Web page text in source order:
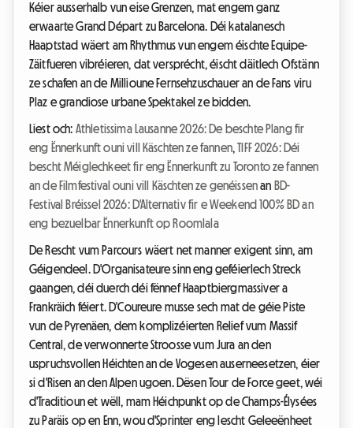
Kéier ausserhalb vun eise Grenzen, mat engem ganz
erwaarte Grand Départ zu Barcelona. Déi katalanesch
Haaptstad wäert am Rhythmus vun engem éischte Equipe-
Zäitfueren vibréieren, dat versprécht, éischt däitlech Ofstänn
ze schafen an de Millioune Fernsehzuschauer an de Fans viru
Plaz e grandiose urbane Spektakel ze bidden.
Liest och: Athletissima Lausanne 2026: De beschte Plang fir
eng Ënnerkunft ouni vill Käschten ze fannen,TIFF 2026: Déi
bescht Méiglechkeet fir eng Ënnerkunft zu Toronto ze fannen
an de Filmfestival ouni vill Käschten ze genéissenan BD-
Festival Bréissel 2026: D'Alternativ fir e Weekend 100% BD an
eng bezuelbar Ënnerkunft op Roomlala
De Rescht vum Parcours wäert net manner exigent sinn, am
Géigendeel. D'Organisateure sinn eng geféierlech Streck
gaangen, déi duerch déi fënnef Haaptbiergmassiver a
Frankräich féiert. D'Coureure musse sech mat de géie Piste
vun de Pyrenäen, dem komplizéierten Relief vum Massif
Central, de verwonnerte Stroosse vum Jura an den
uspruchsvollen Héichten an de Vogesen auserneesetzen, éier
si d'Risen an den Alpen ugoen. Dësen Tour de Force geet, wéi
d'Traditioun et wëll, mam Héichpunkt op de Champs-Élysées
zu Paräis op en Enn, wou d'Sprinter eng lescht Geleeënheet